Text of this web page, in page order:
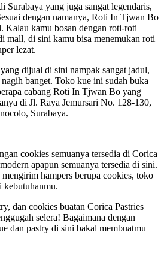
Surabaya yang juga sangat legendaris,
dengan namanya, Roti In Tjwan Bo
Kalau kamu bosan dengan roti-roti
mall, di sini kamu bisa menemukan roti
lezat.
dijual di sini nampak sangat jadul,
banget. Toko kue ini sudah buka
cabang Roti In Tjwan Bo yang
di Jl. Raya Jemursari No. 128-130,
Surabaya.
cookies semuanya tersedia di Corica
apapun semuanya tersedia di sini.
hampers berupa cookies, toko
kebutuhanmu.
dan cookies buatan Corica Pastries
selera! Bagaimana dengan
dan pastry di sini bakal membuatmu